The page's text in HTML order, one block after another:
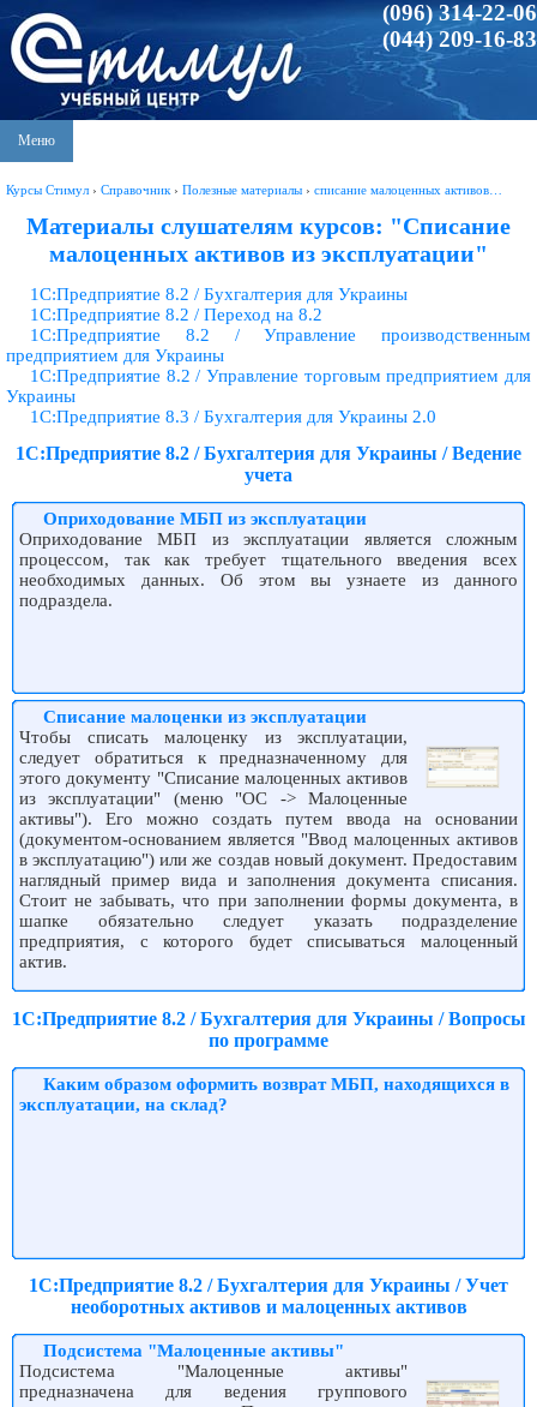
(096) 314-22-06
(044) 209-16-83
Меню
Курсы Стимул › Справочник › Полезные материалы › списание малоценных активов…
Материалы слушателям курсов: "Списание
малоценных активов из эксплуатации"
1С:Предприятие 8.2 / Бухгалтерия для Украины
1С:Предприятие 8.2 / Переход на 8.2
1С:Предприятие 8.2 / Управление производственным
предприятием для Украины
1С:Предприятие 8.2 / Управление торговым предприятием для
Украины
1С:Предприятие 8.3 / Бухгалтерия для Украины 2.0
1С:Предприятие 8.2 / Бухгалтерия для Украины / Ведение
учета
Оприходование МБП из эксплуатации
Оприходование МБП из эксплуатации является сложным
процессом, так как требует тщательного введения всех
необходимых данных. Об этом вы узнаете из данного
подраздела.
Списание малоценки из эксплуатации
Чтобы списать малоценку из эксплуатации,
следует обратиться к предназначенному для
этого документу "Списание малоценных активов
из эксплуатации" (меню "ОС -> Малоценные
активы"). Его можно создать путем ввода на основании
(документом-основанием является "Ввод малоценных активов
в эксплуатацию") или же создав новый документ. Предоставим
наглядный пример вида и заполнения документа списания.
Стоит не забывать, что при заполнении формы документа, в
шапке обязательно следует указать подразделение
предприятия, с которого будет списываться малоценный
актив.
1С:Предприятие 8.2 / Бухгалтерия для Украины / Вопросы
по программе
Каким образом оформить возврат МБП, находящихся в
эксплуатации, на склад?
1С:Предприятие 8.2 / Бухгалтерия для Украины / Учет
необоротных активов и малоценных активов
Подсистема "Малоценные активы"
Подсистема "Малоценные активы"
предназначена для ведения группового